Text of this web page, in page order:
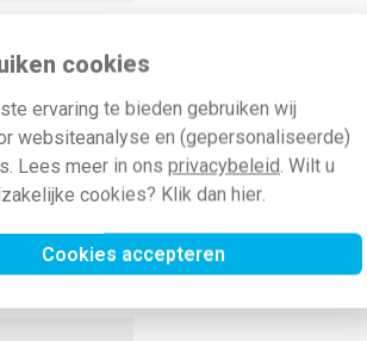
cookies
ervaring te bieden gebruiken wij
websiteanalyse en (gepersonaliseerde)
Lees meer in ons privacybeleid. Wilt u
cookies? Klik dan hier.
Cookies accepteren
verticaal